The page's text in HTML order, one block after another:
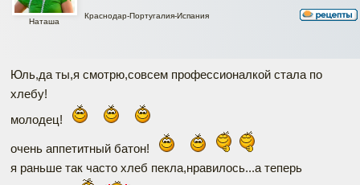
Наташа
Краснодар-Португалия-Испания
Юль,да ты,я смотрю,совсем профессионалкой стала по
хлебу!
молодец!
очень аппетитный батон!
я раньше так часто хлеб пекла,нравилось...а теперь